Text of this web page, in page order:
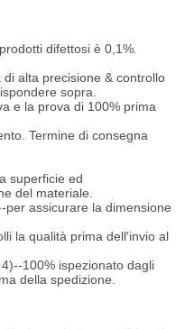
difettosi è 0,1%.
alta precisione & controllo
sopra.
e la prova di 100% prima
Termine di consegna
superficie ed
del materiale.
assicurare la dimensione
la qualità prima dell'invio al
100% ispezionato dagli
della spedizione.